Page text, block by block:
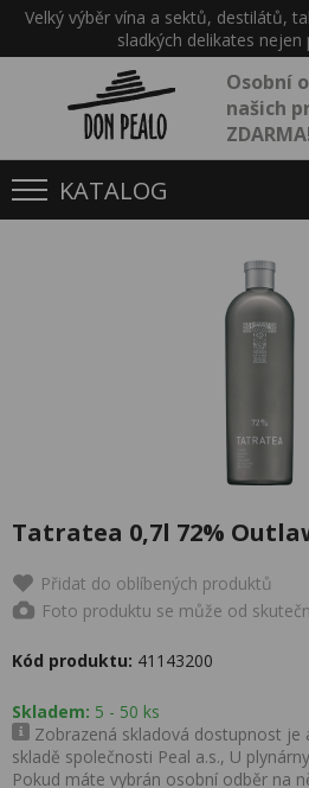
Velký výběr vína a sektů, destilátů,
sladkých delikates
Osobní
našich
KATALOG
Tatratea 0,7l 72%
Přidat do oblíbených produktů
Foto produktu se může od
Kód produktu: 41143200
Skladem: 5 - 50 ks
Zobrazená skladová dostupnost je
skladě společnosti Peal a.s., U
Pokud máte vybrán osobní odběr na